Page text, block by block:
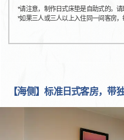
*请注意，制作日式床垫是自助式的。请
*如果三人或三人以上入住同一间客房，
【海侧】标准日式客房，带